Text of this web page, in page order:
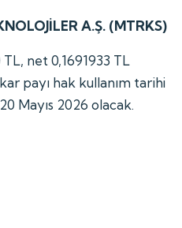
A.Ş. (MTRKS)
TL, net 0,1691933 TL
payı hak kullanım tarihi
Mayıs 2026 olacak.